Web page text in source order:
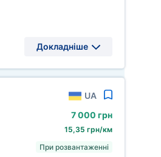
Докладніше
UA
7 000 грн
15,35 грн/км
При розвантаженні